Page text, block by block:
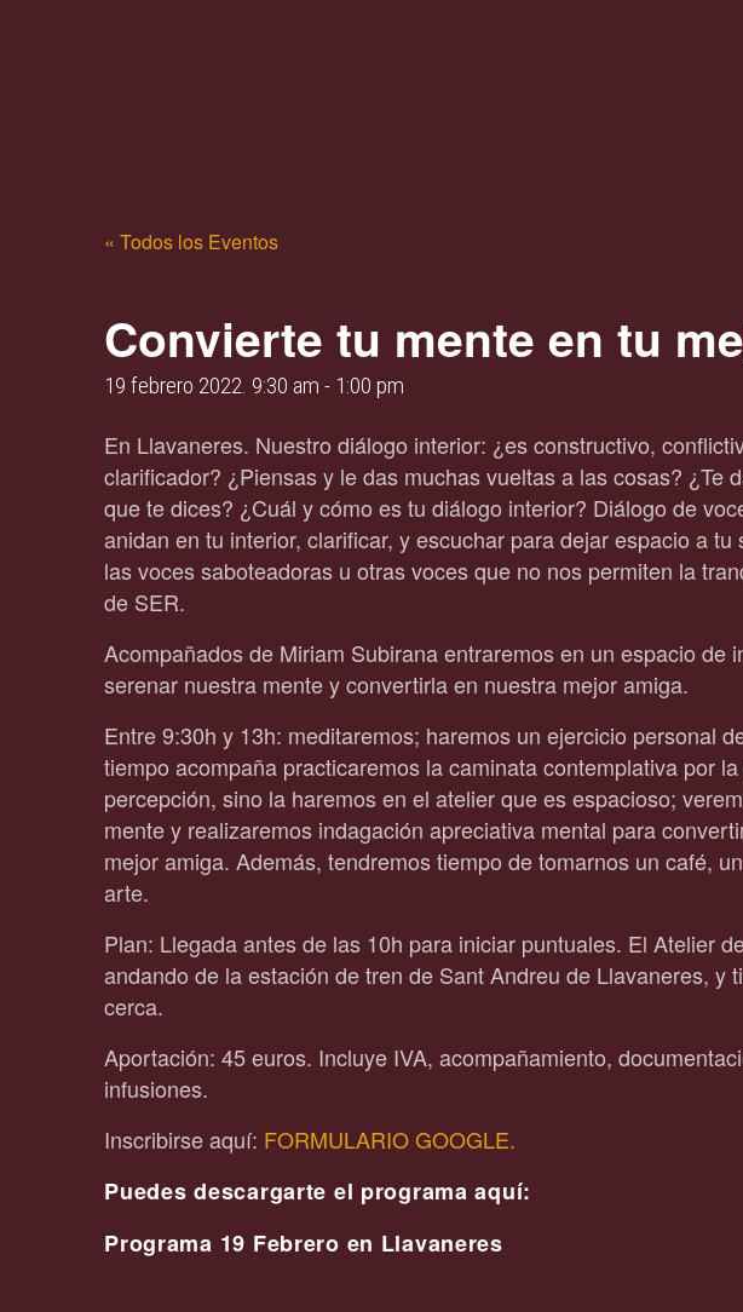
« Todos los Eventos
Convierte tu mente en tu
19 febrero 2022. 9:30 am - 1:00 pm
En Llavaneres. Nuestro diálogo interior: ¿es constructivo,
clarificador? ¿Piensas y le das muchas vueltas a las cosas? ¿Te
que te dices? ¿Cuál y cómo es tu diálogo interior? Diálogo de
anidan en tu interior, clarificar, y escuchar para dejar espacio a
las voces saboteadoras u otras voces que no nos permiten la
de SER.
Acompañados de Miriam Subirana entraremos en un espacio de
serenar nuestra mente y convertirla en nuestra mejor amiga.
Entre 9:30h y 13h: meditaremos; haremos un ejercicio personal
tiempo acompaña practicaremos la caminata contemplativa por
percepción, sino la haremos en el atelier que es espacioso;
mente y realizaremos indagación apreciativa mental para
mejor amiga. Además, tendremos tiempo de tomarnos un café,
arte.
Plan: Llegada antes de las 10h para iniciar puntuales. El Atelier
andando de la estación de tren de Sant Andreu de Llavaneres, y
cerca.
Aportación: 45 euros. Incluye IVA, acompañamiento,
infusiones.
Inscribirse aquí: FORMULARIO GOOGLE.
Puedes descargarte el programa aquí:
Programa 19 Febrero en Llavaneres